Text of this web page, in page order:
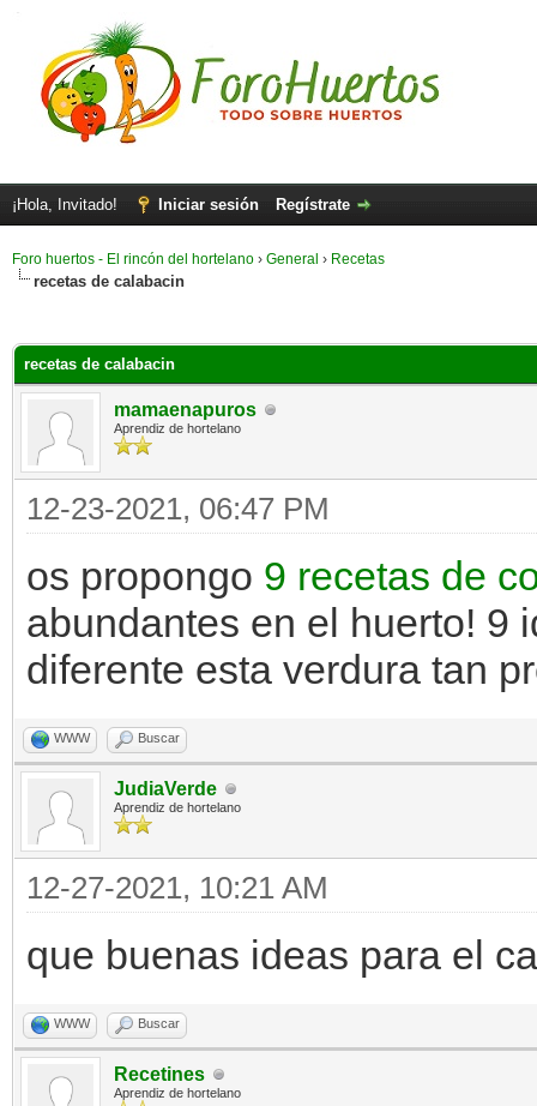
¡Hola, Invitado! Iniciar sesión Regístrate
Foro huertos - El rincón del hortelano › General › Recetas
recetas de calabacin
recetas de calabacin
mamaenapuros
Aprendiz de hortelano
12-23-2021, 06:47 PM
os propongo 9 recetas de
abundantes en el huerto! 9
diferente esta verdura tan
WWW Buscar
JudiaVerde
Aprendiz de hortelano
12-27-2021, 10:21 AM
que buenas ideas para el
WWW Buscar
Recetines
Aprendiz de hortelano